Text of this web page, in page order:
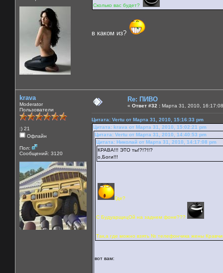
Сколько вас будет?
в каком из?
krava
Moderator
Пользователи
:) 21
Офлайн
Пол:
Сообщений: 3120
Re: ПИВО
« Ответ #32 : Марта 31, 2010,
Цитата: Vertu от Марта 31, 2010, 15:16:33 pm
Цитата: krava от Марта 31, 2010, 15:02:21 pm
Цитата: Vertu от Марта 31, 2010, 14:40:53 pm
Цитата: Николай от Марта 31, 2010, 14:17:08 pm
КРАВА!!! ЭТО ты!?!?!!?
о,Боги!!!
Где?
С БудуарщицОй на заднем фоне???
Так,а где можно взять № телефончика жены
вот вам: